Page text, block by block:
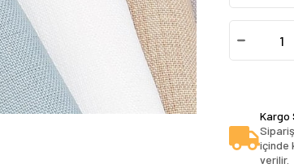
Kargo
içinde
verilir.